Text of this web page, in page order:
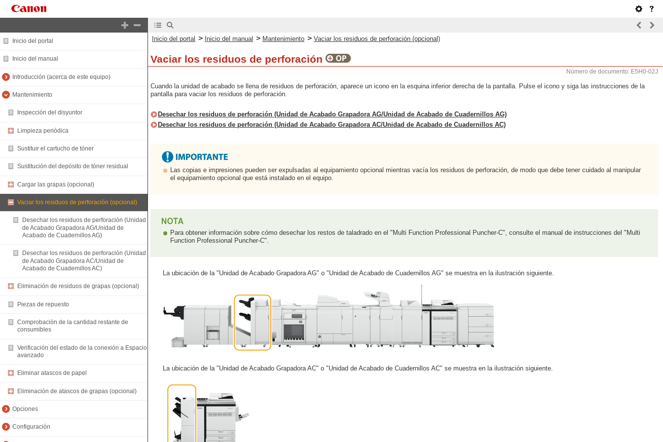
Inicio del portal
Inicio del manual
Introducción (acerca de este equipo)
Mantenimiento
Inspección del disyuntor
Limpieza periódica
Sustituir el cartucho de tóner
Sustitución del depósito de tóner residual
Cargar las grapas (opcional)
Vaciar los residuos de perforación (opcional)
Desechar los residuos de perforación (Unidad
de Acabado Grapadora AG/Unidad de
Acabado de Cuadernillos AG)
Desechar los residuos de perforación (Unidad
de Acabado Grapadora AC/Unidad de
Acabado de Cuadernillos AC)
Eliminación de residuos de grapas (opcional)
Piezas de repuesto
Comprobación de la cantidad restante de
consumibles
Verificación del estado de la conexión a Espacio
avanzado
Eliminar atascos de papel
Eliminación de atascos de grapas (opcional)
Opciones
Configuración
Inicio del portal > Inicio del manual > Mantenimiento > Vaciar los residuos de perforación (opcional)
Vaciar los residuos de perforación
Número de documento: E5H0-02J
Cuando la unidad de acabado se llena de residuos de perforación, aparece un icono en la esquina inferior derecha de la pantalla. Pulse el icono y siga las instrucciones de la
pantalla para vaciar los residuos de perforación.
Desechar los residuos de perforación (Unidad de Acabado Grapadora AG/Unidad de Acabado de Cuadernillos AG)
Desechar los residuos de perforación (Unidad de Acabado Grapadora AC/Unidad de Acabado de Cuadernillos AC)
Las copias e impresiones pueden ser expulsadas al equipamiento opcional mientras vacía los residuos de perforación, de modo que debe tener cuidado al manipular
el equipamiento opcional que está instalado en el equipo.
Para obtener información sobre cómo desechar los restos de taladrado en el "Multi Function Professional Puncher-C", consulte el manual de instrucciones del "Multi
Function Professional Puncher-C".
La ubicación de la "Unidad de Acabado Grapadora AG" o "Unidad de Acabado de Cuadernillos AG" se muestra en la ilustración siguiente.
La ubicación de la "Unidad de Acabado Grapadora AC" o "Unidad de Acabado de Cuadernillos AC" se muestra en la ilustración siguiente.